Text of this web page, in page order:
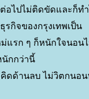
อไปไม่ติดขัดและก็ท
กิจของกรุงเทพเป็น
แรก ๆ ก็หนักใจนอน
กกว่านี้
คิดด้านลบ ไม่วิตกน